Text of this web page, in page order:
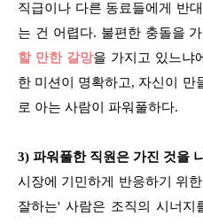
직급이나 다른 동료들에게 반
는 건 어렵다. 불편한 충돌을
할 만한 갈망을 가지고 있느냐
한 미션이 명확하고, 자신이 만
로 아는 사람이 파워풀하다.
3) 파워풀한 직원은 가진 것을
시장에 기민하게 반응하기 위
잘하는' 사람은 조직의 시너지